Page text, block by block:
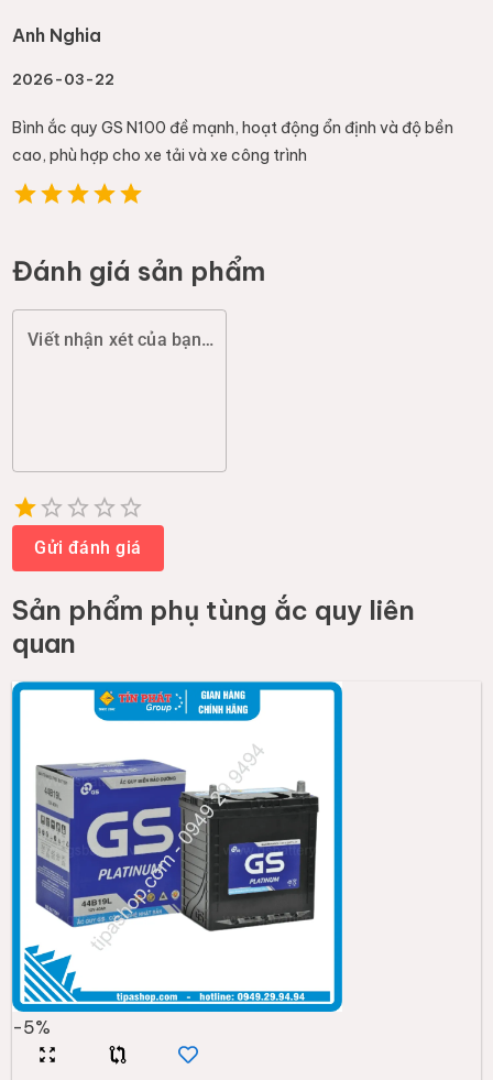
Anh Nghia
2026-03-22
Bình ắc quy GS N100 đề mạnh, hoạt động ổn định và độ bền
cao, phù hợp cho xe tải và xe công trình
Đánh giá sản phẩm
Viết nhận xét của bạn (chất lượng, đóng gói, giao hàng...)
1 Star
2 Stars
3 Stars
4 Stars
5 Stars
Gửi đánh giá
Sản phẩm phụ tùng ắc quy liên
quan
-5%